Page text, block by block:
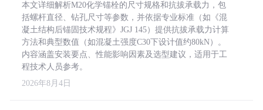
本文详细解析M20化学锚栓的尺寸规格和抗拔承载力，包
括螺杆直径、钻孔尺寸等参数，并依据专业标准（如《混
凝土结构后锚固技术规程》JGJ 145）提供抗拔承载力计算
方法和典型数值（如混凝土强度C30下设计值约80kN）。
内容涵盖安装要点、性能影响因素及选型建议，适用于工
程技术人员参考。
2026年8月4日